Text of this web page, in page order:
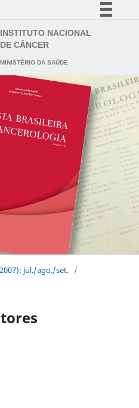
Simplifique!
Comunica BR
Participe
Acesso à informação
Canais
INSTITUTO NACIONAL
DE CÂNCER
MINISTÉRIO DA SAÚDE
jul./ago./set. /